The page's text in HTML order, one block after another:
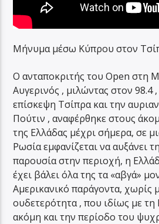
Μήνυμα μέσω Κύπρου στον
Ο ανταποκριτής του Open στη
Αυγερινός , μιλώντας στον 98.4
επίσκεψη Τσίπρα και την
Πούτιν , αναφέρθηκε στους
της Ελλάδας μέχρι σήμερα, σε
Ρωσία εμφανίζεται να αυξάνει
παρουσία στην περιοχή, η
έχει βάλει όλα της τα «αβγά»
Αμερικανικό παράγοντα, χωρίς
ουδετερότητα , που ιδίως με
ακόμη και την περίοδο του